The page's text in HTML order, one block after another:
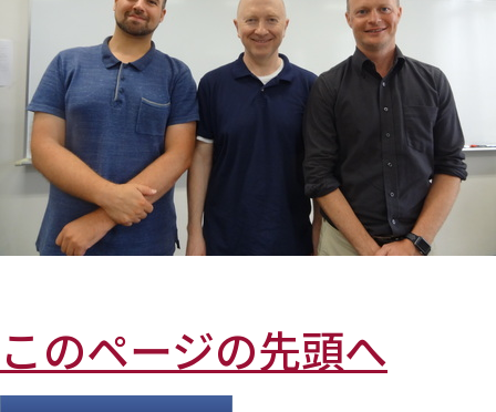
このページの先頭へ